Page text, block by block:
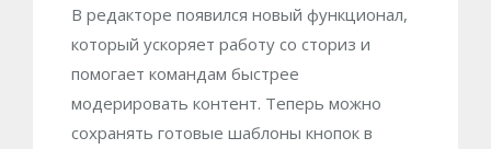
В редакторе появился новый функционал,
который ускоряет работу со сториз и
помогает командам быстрее
модерировать контент. Теперь можно
сохранять готовые шаблоны кнопок в